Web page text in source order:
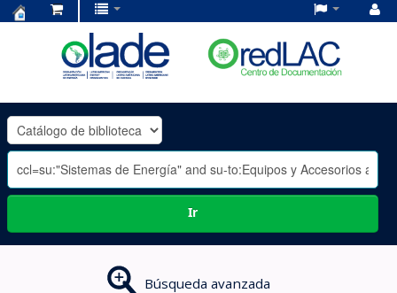
OLADE
-
Ir
Búsqueda avanzada